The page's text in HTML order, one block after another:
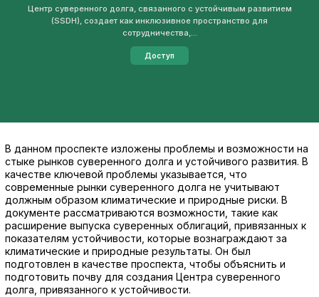
Центр суверенного долга, связанного с устойчивым развитием
(SSDH), создает как инклюзивное пространство для
сотрудничества,...
Доступ
В данном проспекте изложены проблемы и возможности на
стыке рынков суверенного долга и устойчивого развития. В
качестве ключевой проблемы указывается, что
современные рынки суверенного долга не учитывают
должным образом климатические и природные риски. В
документе рассматриваются возможности, такие как
расширение выпуска суверенных облигаций, привязанных к
показателям устойчивости, которые вознаграждают за
климатические и природные результаты. Он был
подготовлен в качестве проспекта, чтобы объяснить и
подготовить почву для создания Центра суверенного
долга, привязанного к устойчивости.